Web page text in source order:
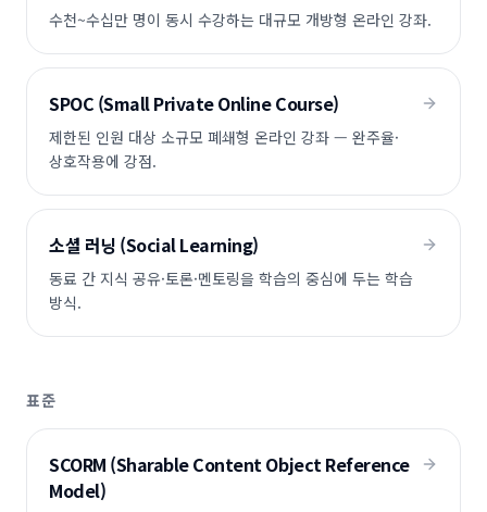
수천~수십만 명이 동시 수강하는 대규모 개방형 온라인 강좌.
SPOC (Small Private Online Course)
제한된 인원 대상 소규모 폐쇄형 온라인 강좌 — 완주율·
상호작용에 강점.
소셜 러닝 (Social Learning)
동료 간 지식 공유·토론·멘토링을 학습의 중심에 두는 학습
방식.
표준
SCORM (Sharable Content Object Reference
Model)